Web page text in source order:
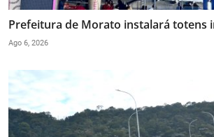
Prefeitura de Morato instalará totens
Ago 6, 2026